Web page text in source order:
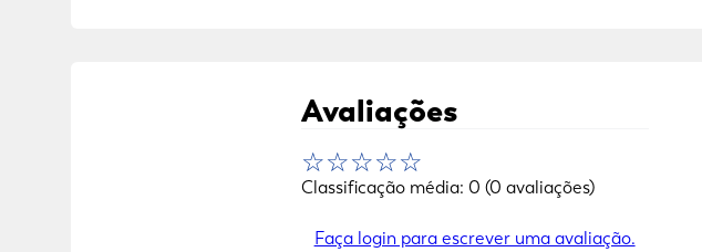
Avaliações
☆☆☆☆☆
Classificação média: 0 (0 avaliações)
Faça login para escrever uma avaliação.